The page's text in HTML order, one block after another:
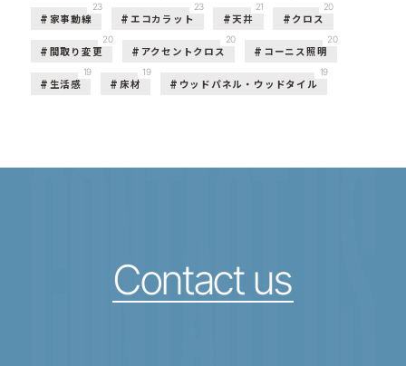
家事動線
23
エコカラット
23
天井
21
クロス
20
間取り変更
20
アクセントクロス
20
コーニス照明
20
生活感
19
床材
19
ウッドパネル・ウッドタイル
19
CONTACT US
Contact us